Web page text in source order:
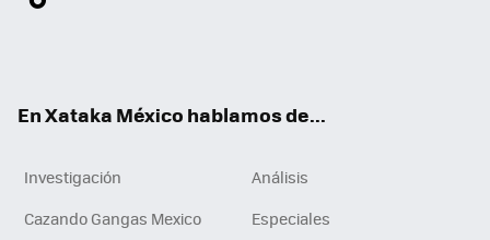
En Xataka México hablamos de...
Investigación
Análisis
Cazando Gangas Mexico
Especiales